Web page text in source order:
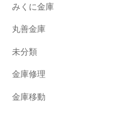
みくに金庫
丸善金庫
未分類
金庫修理
金庫移動